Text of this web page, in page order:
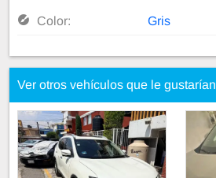
Color: Gris
Ver otros vehículos que le gustarían